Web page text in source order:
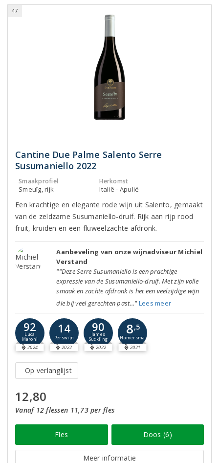
47
Cantine Due Palme Salento Serre
Susumaniello 2022
Smaakprofiel
Smeuïg, rijk
Herkomst
Italië - Apulië
Een krachtige en elegante rode wijn uit Salento, gemaakt
van de zeldzame Susumaniello-druif. Rijk aan rijp rood
fruit, kruiden en een fluweelzachte afdronk.
Aanbeveling van onze wijnadviseur Michiel
Verstand
""Deze Serre Susumaniello is een prachtige
expressie van de Susumaniello-druif. Met zijn volle
smaak en zachte afdronk is het een veelzijdige wijn
die bij veel gerechten past..." Lees meer
92
Luca
Maroni
2024
14
Perswijn
2022
90
James
Suckling
2022
8,5
Hamersma
2021
Op verlanglijst
12,80
Vanaf 12 flessen 11,73 per fles
Fles Doos (6)
Meer informatie